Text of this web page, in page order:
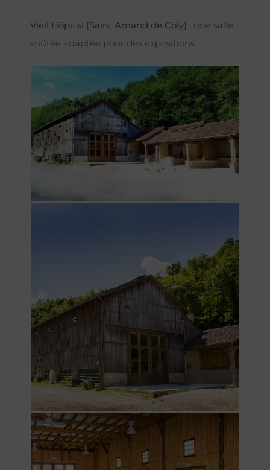
Vieil Hôpital (Saint Amand de Coly) : une salle
voûtée adaptée pour des expositions